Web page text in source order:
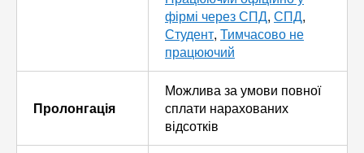
фірмі через СПД, СПД,
Студент, Тимчасово не
працюючий
Пролонгація
Можлива за умови повної
сплати нарахованих
відсотків